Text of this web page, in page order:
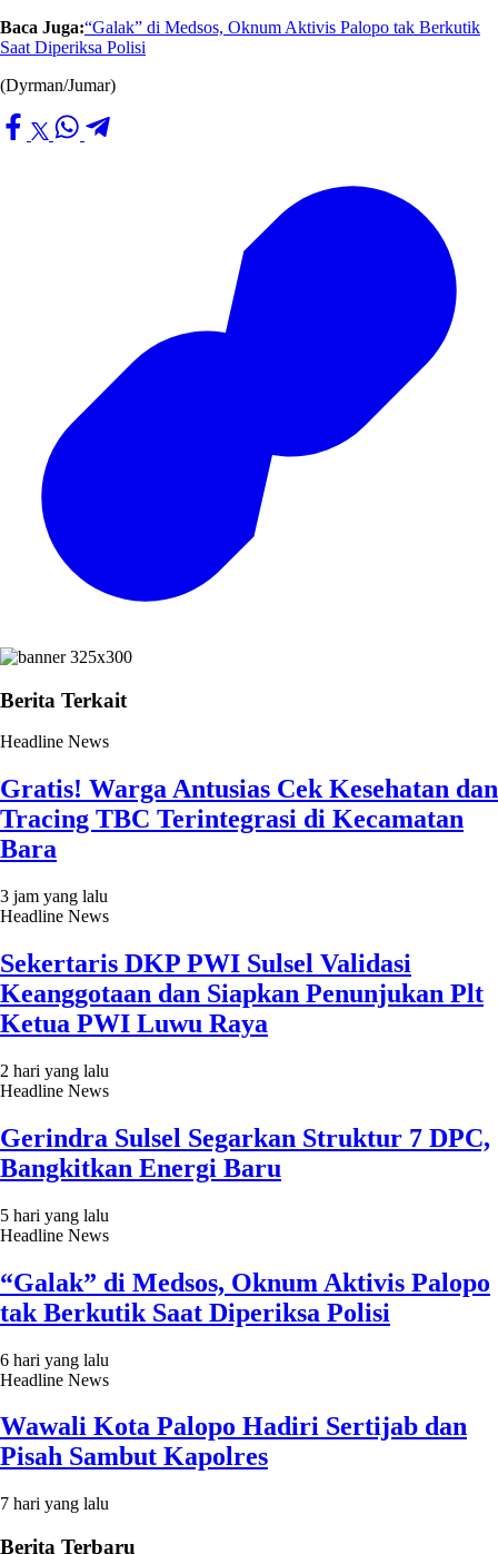
Baca Juga:“Galak” di Medsos, Oknum Aktivis Palopo tak Berkutik
Saat Diperiksa Polisi
(Dyrman/Jumar)
Berita Terkait
Headline News
Gratis! Warga Antusias Cek Kesehatan dan
Tracing TBC Terintegrasi di Kecamatan
Bara
3 jam yang lalu
Headline News
Sekertaris DKP PWI Sulsel Validasi
Keanggotaan dan Siapkan Penunjukan Plt
Ketua PWI Luwu Raya
2 hari yang lalu
Headline News
Gerindra Sulsel Segarkan Struktur 7 DPC,
Bangkitkan Energi Baru
5 hari yang lalu
Headline News
“Galak” di Medsos, Oknum Aktivis Palopo
tak Berkutik Saat Diperiksa Polisi
6 hari yang lalu
Headline News
Wawali Kota Palopo Hadiri Sertijab dan
Pisah Sambut Kapolres
7 hari yang lalu
Berita Terbaru